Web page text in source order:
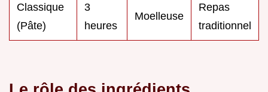
Classique
(Pâte)
3
heures
Moelleuse
Repas
traditionnel